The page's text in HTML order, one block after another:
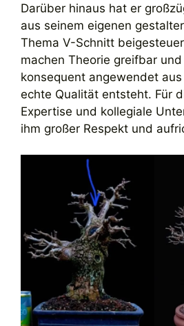
Darüber hinaus hat er
aus seinem eigenen
Thema V-Schnitt
machen Theorie greifbar
konsequent angewendet
echte Qualität entsteht. Für
Expertise und kollegiale
ihm großer Respekt und